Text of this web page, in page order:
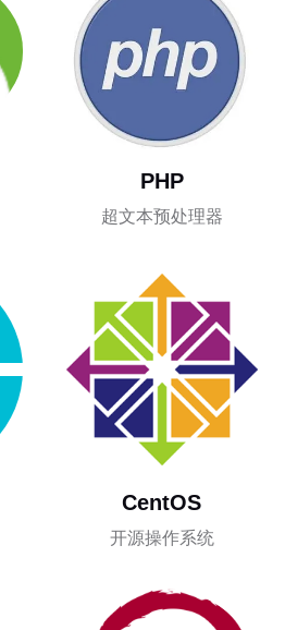
PHP
超文本预处理器
CentOS
开源操作系统